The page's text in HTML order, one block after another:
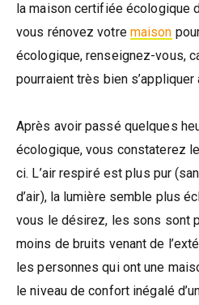
la maison certifiée écologique
vous rénovez votre maison
écologique, renseignez-vous,
pourraient très bien
Après avoir passé quelques
écologique, vous constaterez
ci. L’air respiré est plus pur
d’air), la lumière semble plus
vous le désirez, les sons sont
moins de bruits venant de
les personnes qui ont une
le niveau de confort inégalé